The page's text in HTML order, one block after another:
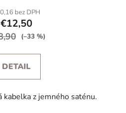
bez DPH
€12,50
(–33 %)
DETAIL
kabelka z jemného saténu.